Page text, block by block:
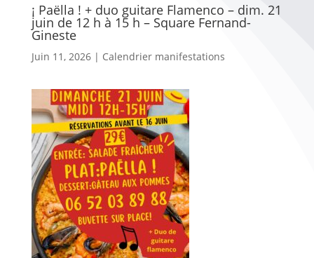
¡ Paëlla ! + duo guitare Flamenco – dim. 21
juin de 12 h à 15 h – Square Fernand-
Gineste
Juin 11, 2026| Calendrier manifestations